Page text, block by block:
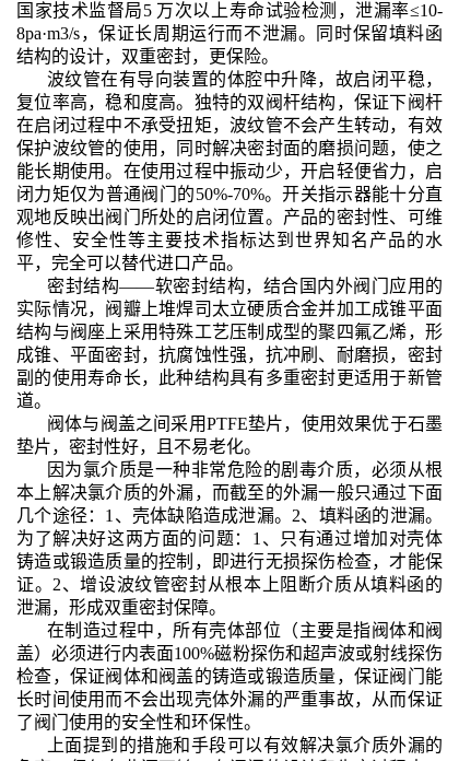
国家技术监督局5 万次以上寿命试验检测，泄漏率≤10-
8pa·m3/s，保证长周期运行而不泄漏。同时保留填料函
结构的设计，双重密封，更保险。
波纹管在有导向装置的体腔中升降，故启闭平稳，
复位率高，稳和度高。独特的双阀杆结构，保证下阀杆
在启闭过程中不承受扭矩，波纹管不会产生转动，有效
保护波纹管的使用，同时解决密封面的磨损问题，使之
能长期使用。在使用过程中振动少，开启轻便省力，启
闭力矩仅为普通阀门的50%-70%。开关指示器能十分直
观地反映出阀门所处的启闭位置。产品的密封性、可维
修性、安全性等主要技术指标达到世界知名产品的水
平，完全可以替代进口产品。
密封结构――软密封结构，结合国内外阀门应用的
实际情况，阀瓣上堆焊司太立硬质合金并加工成锥平面
结构与阀座上采用特殊工艺压制成型的聚四氟乙烯，形
成锥、平面密封，抗腐蚀性强，抗冲刷、耐磨损，密封
副的使用寿命长，此种结构具有多重密封更适用于新管
道。
阀体与阀盖之间采用PTFE垫片，使用效果优于石墨
垫片，密封性好，且不易老化。
因为氯介质是一种非常危险的剧毒介质，必须从根
本上解决氯介质的外漏，而截至的外漏一般只通过下面
几个途径：1、壳体缺陷造成泄漏。2、填料函的泄漏。
为了解决好这两方面的问题：1、只有通过增加对壳体
铸造或锻造质量的控制，即进行无损探伤检查，才能保
证。2、增设波纹管密封从根本上阻断介质从填料函的
泄漏，形成双重密封保障。
在制造过程中，所有壳体部位（主要是指阀体和阀
盖）必须进行内表面100%磁粉探伤和超声波或射线探伤
检查，保证阀体和阀盖的铸造或锻造质量，保证阀门能
长时间使用而不会出现壳体外漏的严重事故，从而保证
了阀门使用的安全性和环保性。
上面提到的措施和手段可以有效解决氯介质外漏的